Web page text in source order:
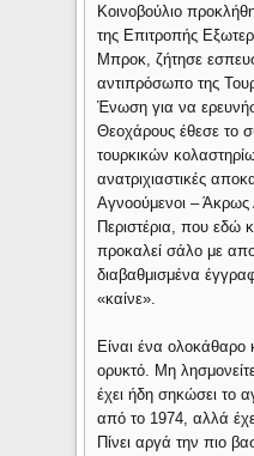
Κοινοβούλιο
της Επιτροπής
Μπροκ, ζήτησε
αντιπρόσωπο της
Ένωση για να
Θεοχάρους έθεσε το
τουρκικών
ανατριχιαστικές
Αγνοούμενοι –
Περιστέρια, που εδώ
προκαλεί σάλο με
διαβαθμισμένα
«καίνε».
Είναι ένα
ορυκτό. Μη
έχει ήδη σηκώσει το
από το 1974, αλλά
Πίνει αργά την πιο